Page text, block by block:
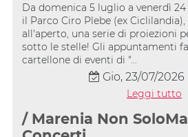
Da domenica 5 luglio a venerdì
il Parco Ciro Plebe (ex
all'aperto, una serie di proiezioni
sotto le stelle! Gli appuntamenti
cartellone di eventi di "…
Gio, 23/07/2026
Leggi tutto
/ Marenia Non